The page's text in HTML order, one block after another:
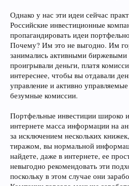
Однако у нас эти идеи сейчас
Российские инвестиционные
пропагандировать идеи
Почему? Им это не выгодно. Им
занимались активными биржевыми
проигрывали деньги, платя
интереснее, чтобы вы отдавали
управление и активно
безумные комиссии.
Портфельные инвестиции широко
интернете масса информации на
за исключением нескольких
тиражом, вы нормальной
найдете, даже в интернете, ее
невыгодно рекомендовать эти
поскольку в этом случае они